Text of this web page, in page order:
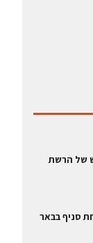
של הרשת
סניף בבאר